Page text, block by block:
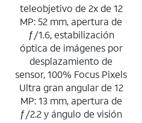
teleobjetivo de 2x de 12
MP: 52 mm, apertura de
ƒ/1.6, estabilización
óptica de imágenes por
desplazamiento de
sensor, 100% Focus Pixels
Ultra gran angular de 12
MP: 13 mm, apertura de
ƒ/2.2 y ángulo de visión